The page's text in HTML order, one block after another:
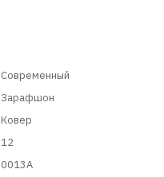
Современный
Зарафшон
Ковер
12
0013A